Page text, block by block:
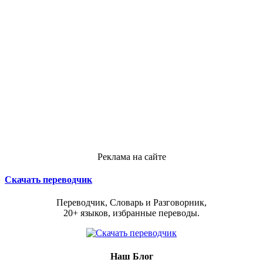
Реклама на сайте
Скачать переводчик
Переводчик, Словарь и Разговорник,
20+ языков, избранные переводы.
Наш Блог